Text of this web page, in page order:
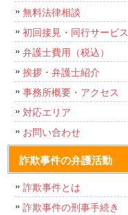
無料法律相談
初回接見・同行サービス
弁護士費用（税込）
挨拶・弁護士紹介
事務所概要・アクセス
対応エリア
お問い合わせ
詐欺事件の弁護活動
詐欺事件とは
詐欺事件の刑事手続き